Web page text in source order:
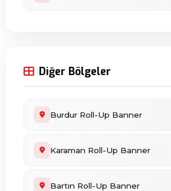
Diğer Bölgeler
Burdur Roll-Up Banner
Karaman Roll-Up Banner
Bartın Roll-Up Banner